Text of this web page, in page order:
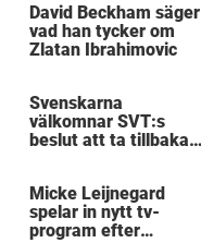
David Beckham säger
vad han tycker om
Zlatan Ibrahimovic
Svenskarna
välkomnar SVT:s
beslut att ta tillbaka
Micke Leijnegard
spelar in nytt tv-
program efter